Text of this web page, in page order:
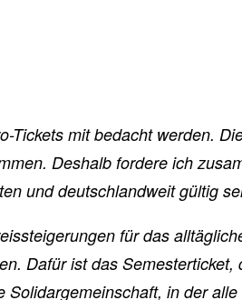
mit bedacht werden.
Deshalb fordere ich
und deutschlandweit gültig
für das
Dafür ist das
in der